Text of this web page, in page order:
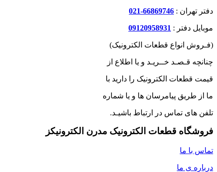
دفتر تهران : 66869746-021
موبایل دفتر : 09120958931
(فـروش انواع قطعات الکترونیک)
چنانچه قـصـد خــریـد و یا اطلاع از
قیمت قطعات الکترونیک را دارید با
ما از طریق پیامرسان ها و یا شماره
تلفن های تماس در ارتباط باشیـد.
فروشگاه قطعات الکترونیک مدرن الکترونیکز
تماس با ما
درباره ی ما